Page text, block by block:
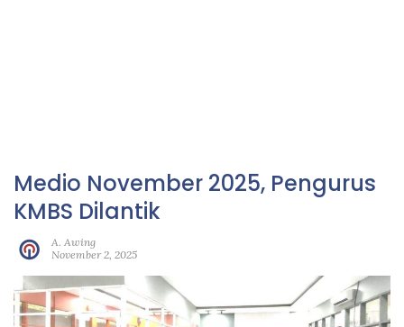
Medio November 2025, Pengurus
KMBS Dilantik
A. Awing
November 2, 2025